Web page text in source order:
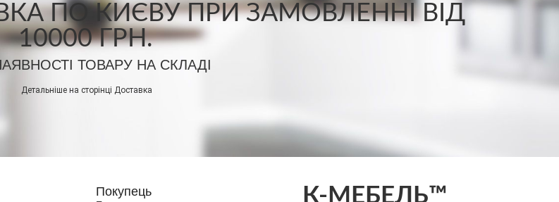
ПО КИЄВУ ПРИ ЗАМОВЛЕННІ ВІД
10000 ГРН.
ТОВАРУ НА СКЛАДІ
Детальніше на сторінці Доставка
Покупець К-МЕБЕЛЬ™